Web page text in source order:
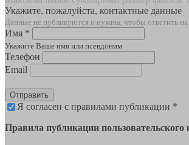
Укажите, пожалуйста, контактные данные
Данные не публикуются и нужны, чтобы ответить
Имя *
Укажите Ваше имя или псевдоним
Телефон
Email
Отправить
Я согласен с правилами публикации *
Правила публикации пользовательского